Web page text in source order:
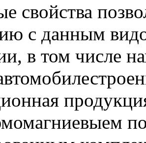
свойства
с данным
в том числе